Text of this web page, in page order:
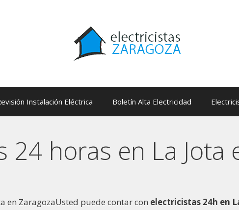
Instalación Eléctrica Boletín Alta Electricidad
24 horas en La Jota
Usted puede contar con electricistas 24h en